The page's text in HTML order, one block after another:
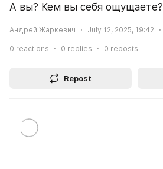
А вы? Кем вы себя ощущаете?
Андрей Жаркевич July 12, 2025, 19:42
0 reactions 0 replies 0 reposts
Repost